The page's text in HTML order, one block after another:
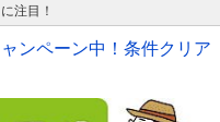
注目！
ンペーン中！条件クリア